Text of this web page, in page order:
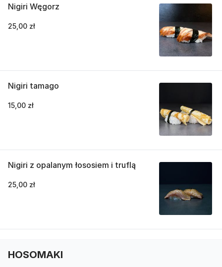
Nigiri Węgorz
25,00 zł
Nigiri tamago
15,00 zł
Nigiri z opalanym łososiem i truflą
25,00 zł
HOSOMAKI